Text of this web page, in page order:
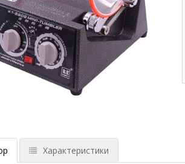
Характеристики